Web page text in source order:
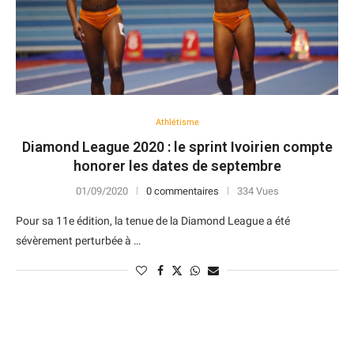
Athlétisme
Diamond League 2020 : le sprint Ivoirien compte
honorer les dates de septembre
01/09/2020 0 commentaires 334 Vues
Pour sa 11e édition, la tenue de la Diamond League a été
sévèrement perturbée à …